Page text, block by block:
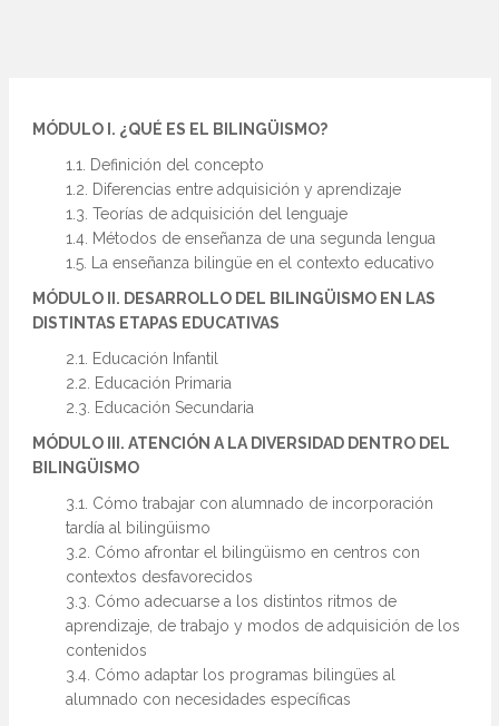
MÓDULO I. ¿QUÉ ES EL BILINGÜISMO?
1.1. Definición del concepto
1.2. Diferencias entre adquisición y aprendizaje
1.3. Teorías de adquisición del lenguaje
1.4. Métodos de enseñanza de una segunda lengua
1.5. La enseñanza bilingüe en el contexto educativo
MÓDULO II. DESARROLLO DEL BILINGÜISMO EN LAS
DISTINTAS ETAPAS EDUCATIVAS
2.1. Educación Infantil
2.2. Educación Primaria
2.3. Educación Secundaria
MÓDULO III. ATENCIÓN A LA DIVERSIDAD DENTRO DEL
BILINGÜISMO
3.1. Cómo trabajar con alumnado de incorporación
tardía al bilingüismo
3.2. Cómo afrontar el bilingüismo en centros con
contextos desfavorecidos
3.3. Cómo adecuarse a los distintos ritmos de
aprendizaje, de trabajo y modos de adquisición de los
contenidos
3.4. Cómo adaptar los programas bilingües al
alumnado con necesidades específicas